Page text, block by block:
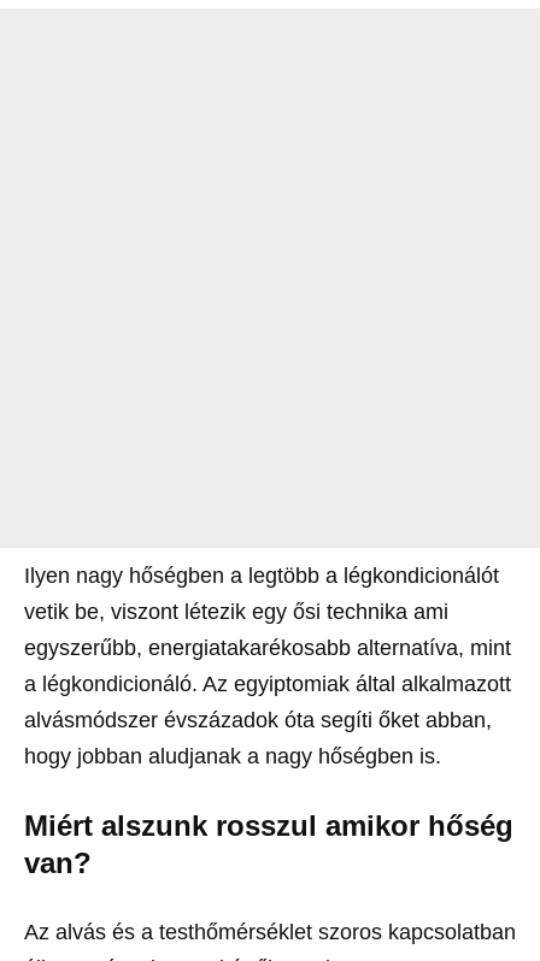
Ilyen nagy hőségben a legtöbb a légkondicionálót
vetik be, viszont létezik egy ősi technika ami
egyszerűbb, energiatakarékosabb alternatíva, mint
a légkondicionáló. Az egyiptomiak által alkalmazott
alvásmódszer évszázadok óta segíti őket abban,
hogy jobban aludjanak a nagy hőségben is.
Miért alszunk rosszul amikor hőség
van?
Az alvás és a testhőmérséklet szoros kapcsolatban